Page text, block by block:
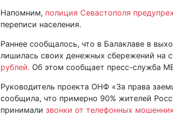
Напомним, полиция Севастополя
переписи населения.
Раннее сообщалось, что в Балаклаве в
лишилась своих денежных сбережений на
рублей. Об этом сообщает пресс-служба
Руководитель проекта ОНФ «За права
сообщила, что примерно 90% жителей
принимали звонки от телефонных